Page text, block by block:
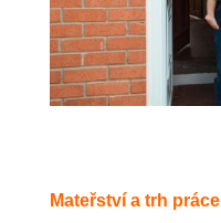
Mateřství a trh práce